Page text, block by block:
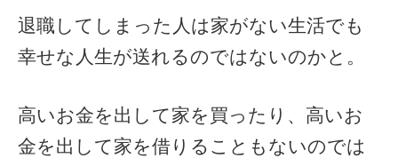
退職してしまった人は家がない生活でも
幸せな人生が送れるのではないのかと。
高いお金を出して家を買ったり、高いお
金を出して家を借りることもないのでは